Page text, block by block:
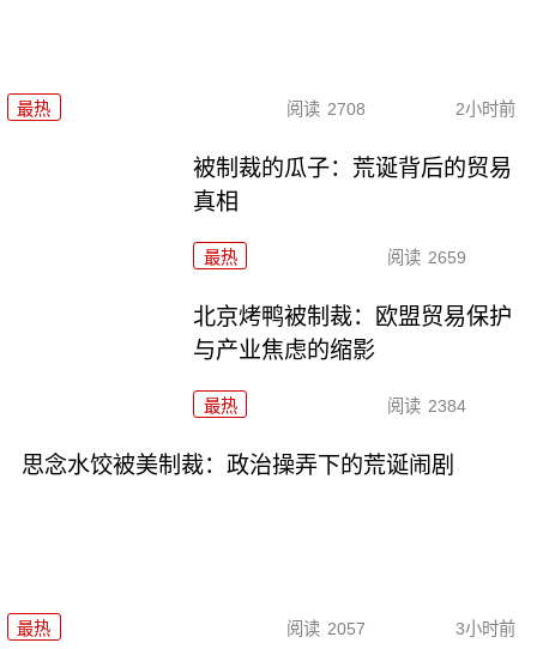
最热 阅读 2708 2小时前
被制裁的瓜子：荒诞背后的贸易
真相
最热 阅读 2659
北京烤鸭被制裁：欧盟贸易保护
与产业焦虑的缩影
最热 阅读 2384
思念水饺被美制裁：政治操弄下的荒诞闹剧
最热 阅读 2057 3小时前